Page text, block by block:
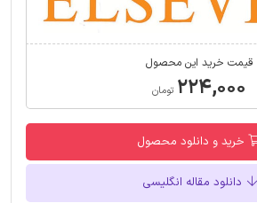
قیمت خرید این محصول
۲۲۴,۰۰۰ تومان
خرید و دانلود محصول
دانلود مقاله انگلیسی